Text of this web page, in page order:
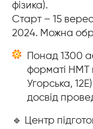
фізика).
Старт – 15
2024. Можна
Понад 1300
форматі НМТ
Угорська,
досвід
🔹 Центр